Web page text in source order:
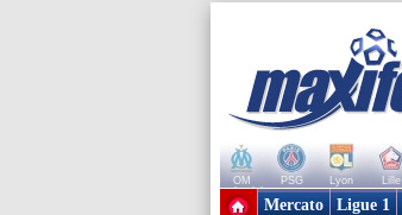
OM PSG Lyon Lille
+ de clubs
Mercato Ligue 1